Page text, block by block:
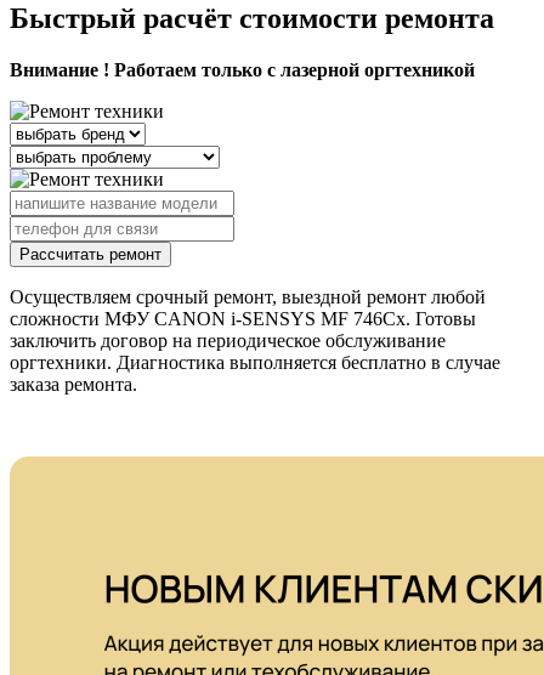
Быстрый расчёт стоимости ремонта
Внимание ! Работаем только с лазерной оргтехникой
Рассчитать ремонт
Осуществляем срочный ремонт, выездной ремонт любой
сложности МФУ CANON i-SENSYS MF 746Cx. Готовы
заключить договор на периодическое обслуживание
оргтехники. Диагностика выполняется бесплатно в случае
заказа ремонта.